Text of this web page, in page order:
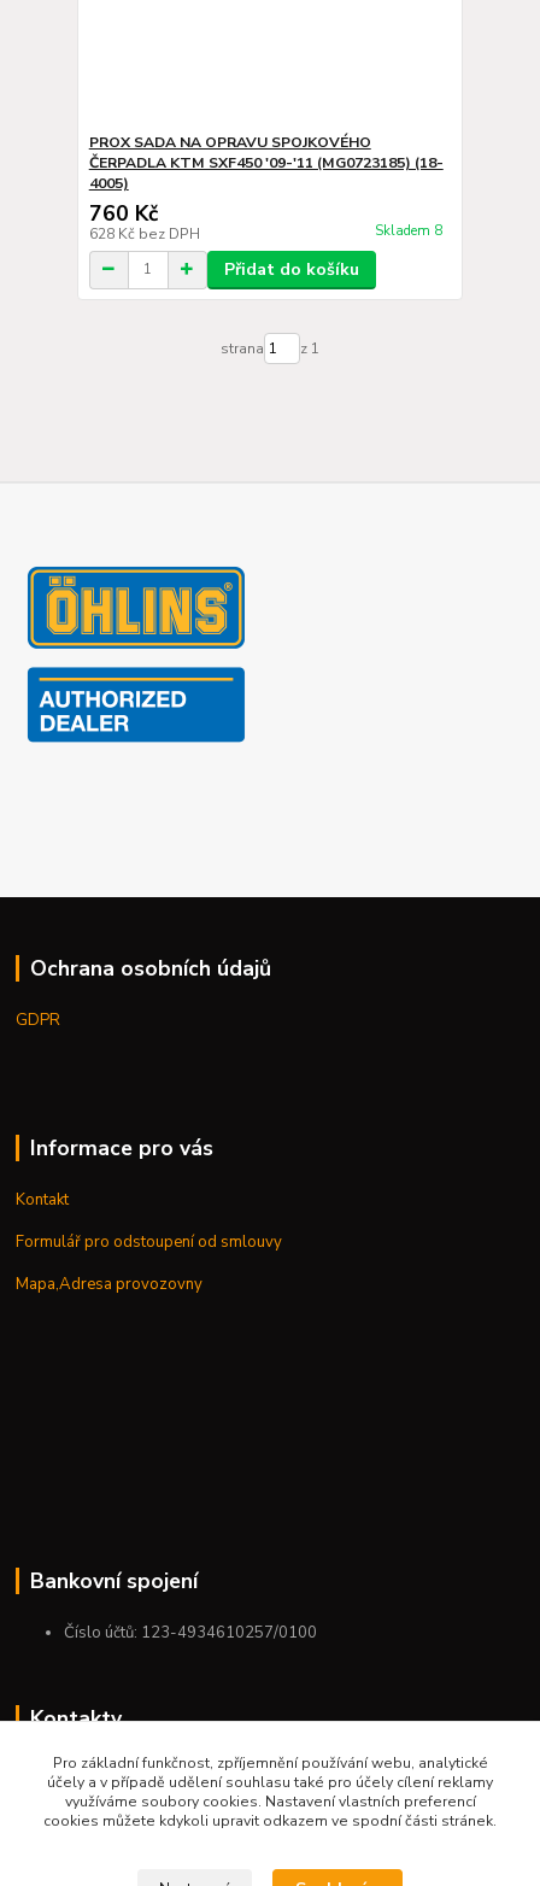
PROX SADA NA OPRAVU SPOJKOVÉHO
ČERPADLA KTM SXF450 '09-'11 (MG0723185) (18-
4005)
760 Kč
628 Kč bez DPH Skladem 8
Přidat do košíku
strana z 1
Ochrana osobních údajů
GDPR
Informace pro vás
Kontakt
Formulář pro odstoupení od smlouvy
Mapa,Adresa provozovny
Bankovní spojení
Číslo účtů: 123-4934610257/0100
Kontakty
+420 775 954 963
9:00-12:00-13:00-16:00
Pro základní funkčnost, zpříjemnění používání webu, analytické
účely a v případě udělení souhlasu také pro účely cílení reklamy
využíváme soubory cookies. Nastavení vlastních preferencí
cookies můžete kdykoli upravit odkazem ve spodní části stránek.